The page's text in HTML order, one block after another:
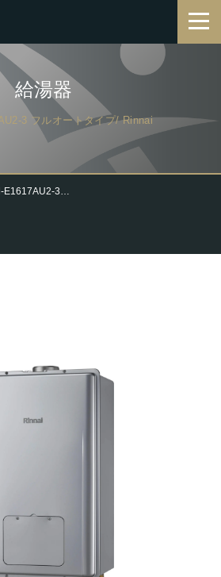
3 フルオートタイプ
給湯器
3 フルオートタイプ/ Rinnai